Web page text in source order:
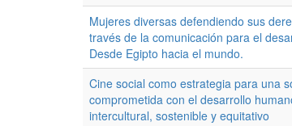
Mujeres diversas defendiendo sus
través de la comunicación para el
Desde Egipto hacia el mundo.
Cine social como estrategia para una
comprometida con el desarrollo
intercultural, sostenible y equitativo